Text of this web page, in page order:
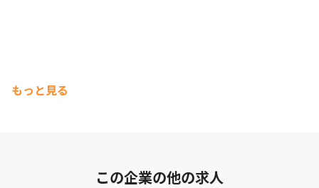
もっと見る
この企業の他の求人